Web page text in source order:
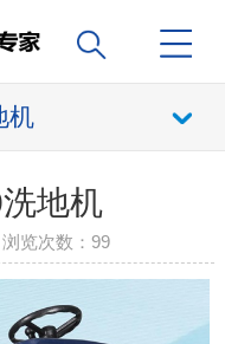
机
地机
览次数： 99